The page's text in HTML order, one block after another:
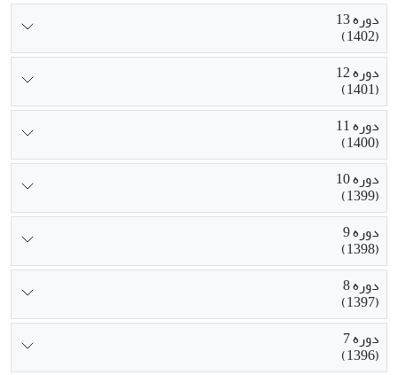
دوره 13
(1402)
دوره 12
(1401)
دوره 11
(1400)
دوره 10
(1399)
دوره 9
(1398)
دوره 8
(1397)
دوره 7
(1396)